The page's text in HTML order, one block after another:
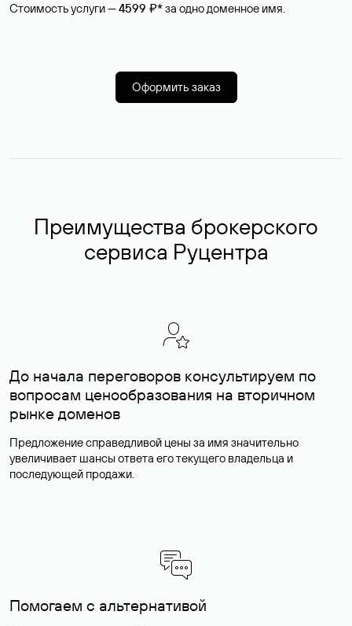
Стоимость услуги —4599 ₽*за одно доменное имя.
Оформить заказ
Преимущества брокерского
сервиса Руцентра
До начала переговоров консультируем по
вопросам ценообразования на вторичном
рынке доменов
Предложение справедливой цены за имя значительно
увеличивает шансы ответа его текущего владельца и
последующей продажи.
Помогаем с альтернативой